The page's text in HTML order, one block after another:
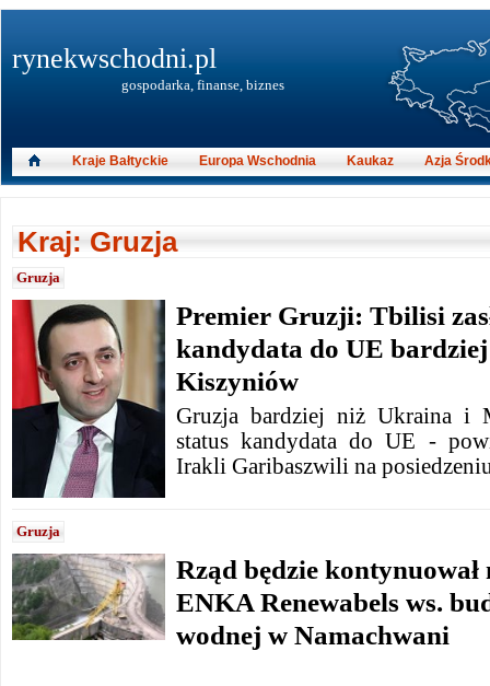
Kraj: Gruzja
Gruzja
Premier Gruzji: Tbilisi
kandydata do UE
Kiszyniów
Gruzja bardziej niż Ukraina i
status kandydata do UE -
Irakli Garibaszwili na
Gruzja
Rząd będzie kontynuował
ENKA Renewabels ws.
wodnej w Namachwani
rynekwschodni.pl
gospodarka, finanse, biznes
Kraje Bałtyckie Europa Wschodnia Kaukaz Azja